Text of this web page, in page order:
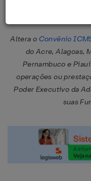
Altera o Convênio
do Acre, Alagoas,
Pernambuco e
operações ou
Poder Executivo da
suas